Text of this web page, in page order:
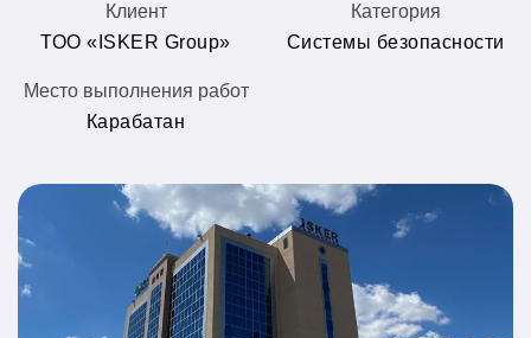
Клиент
ТОО «ISKER Group»
Категория
Системы безопасности
Место выполнения работ
Карабатан